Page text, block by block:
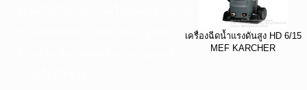
เครื่องฉีดน้ำแรงดันสูง HD 6/15
MEF KARCHER